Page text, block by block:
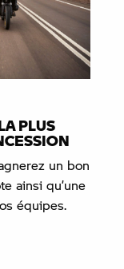
PLUS
un bon
ainsi qu’une
équipes.